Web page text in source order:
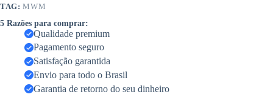
TAG:MWM
5 Razões para comprar:
Qualidade premium
Pagamento seguro
Satisfação garantida
Envio para todo o Brasil
Garantia de retorno do seu dinheiro